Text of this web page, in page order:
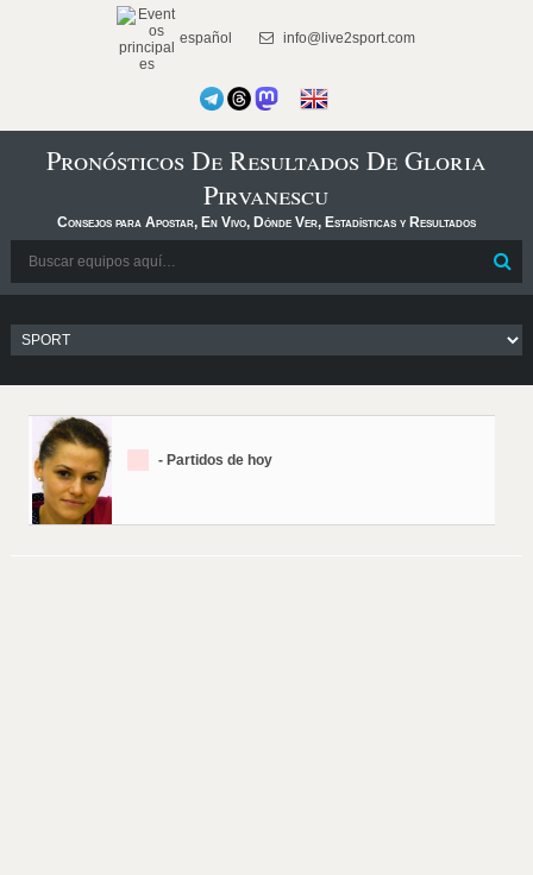
español info@live2sport.com
Pronósticos De Resultados De Gloria
Pirvanescu
Consejos para Apostar, En Vivo, Dónde Ver, Estadísticas y Resultados
- Partidos de hoy